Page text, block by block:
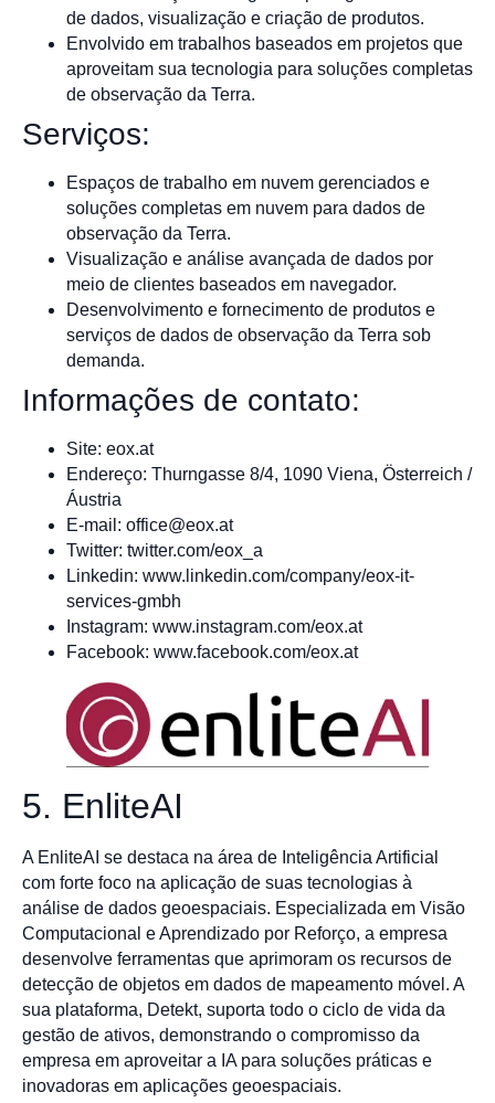
de dados, visualização e criação de produtos.
Envolvido em trabalhos baseados em projetos que
aproveitam sua tecnologia para soluções completas
de observação da Terra.
Serviços:
Espaços de trabalho em nuvem gerenciados e
soluções completas em nuvem para dados de
observação da Terra.
Visualização e análise avançada de dados por
meio de clientes baseados em navegador.
Desenvolvimento e fornecimento de produtos e
serviços de dados de observação da Terra sob
demanda.
Informações de contato:
Site: eox.at
Endereço: Thurngasse 8/4, 1090 Viena, Österreich /
Áustria
E-mail: office@eox.at
Twitter: twitter.com/eox_a
Linkedin: www.linkedin.com/company/eox-it-
services-gmbh
Instagram: www.instagram.com/eox.at
Facebook: www.facebook.com/eox.at
5. EnliteAI
A EnliteAI se destaca na área de Inteligência Artificial
com forte foco na aplicação de suas tecnologias à
análise de dados geoespaciais. Especializada em Visão
Computacional e Aprendizado por Reforço, a empresa
desenvolve ferramentas que aprimoram os recursos de
detecção de objetos em dados de mapeamento móvel. A
sua plataforma, Detekt, suporta todo o ciclo de vida da
gestão de ativos, demonstrando o compromisso da
empresa em aproveitar a IA para soluções práticas e
inovadoras em aplicações geoespaciais.